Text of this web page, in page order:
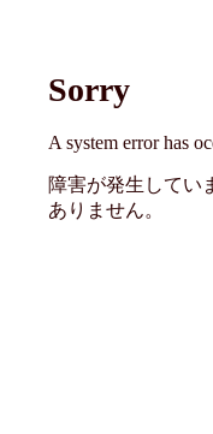
Sorry
A system error has
障害が発生してい
ありません。